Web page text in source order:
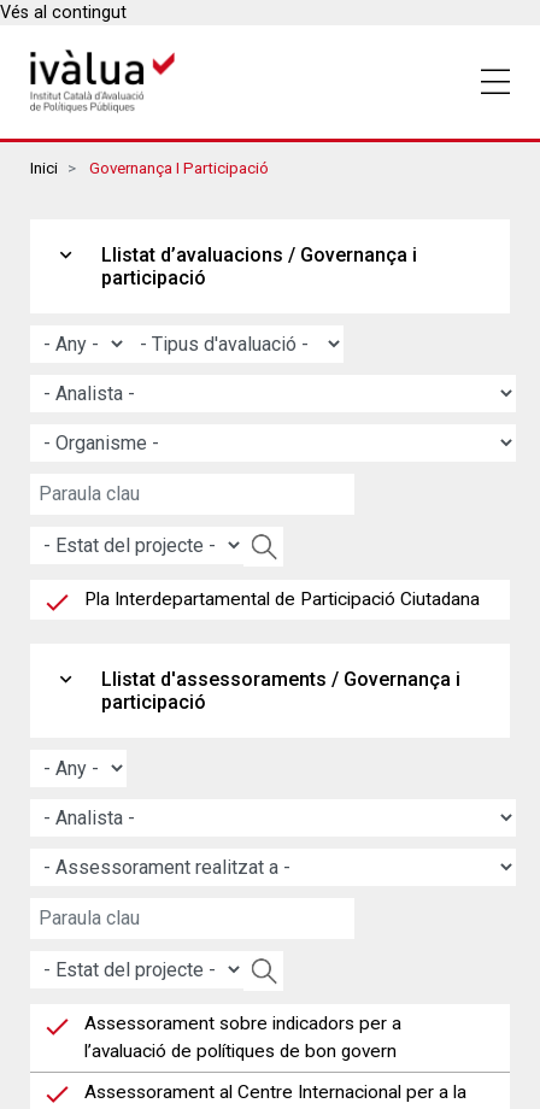
Vés al contingut
Breadcrumbs
Inici Governança I Participació
expand_more
Llistat d’avaluacions / Governança i
participació
Pla Interdepartamental de Participació Ciutadana
expand_more
Llistat d'assessoraments / Governança i
participació
Assessorament sobre indicadors per a
l’avaluació de polítiques de bon govern
Assessorament al Centre Internacional per a la